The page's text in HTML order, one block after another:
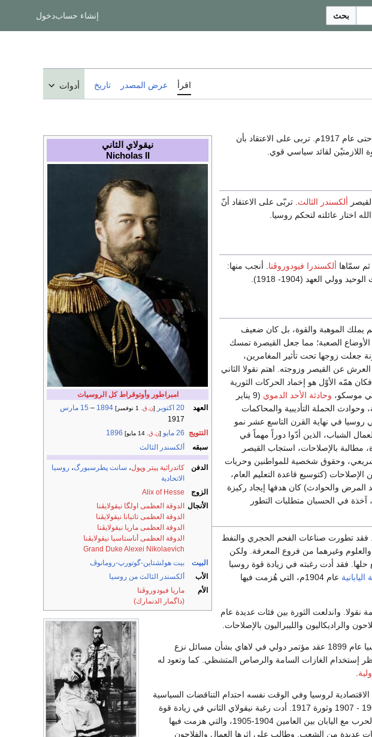
بحث إنشاء حسابدخول
اقرأ عرض المصدر تاريخ أدوات
نيقولاي الثاني
Nicholas II
امبراطور وأوتوقراط كل الروسيات
العهد
20 اكتوبر [ن.ق. 1894
– 15 مارس
1917
التتويج
26 مايو [ن.ق.
1896
سبقه
ألكسندر الثالث
الدفن كاتدرائية پيتر وپول، سانت پطرسبورگ، روسيا
الاتحادية
الزوج
Alix of Hesse
الأنجال
الدوقة العظمى اولگا نيقولايڤنا
الدوقة العظمى تاتيانا نيقولايڤنا
الدوقة العظمى ماريا نيقولايڤنا
الدوقة العظمى أناستاسيا نيقولايڤنا
Grand Duke Alexei Nikolaevich
البيت
بيت هولشتاين-گوتورپ-رومانوڤ
الأب
ألكسندر الثالث من روسيا
الأم
ماريا فيودوروڤنا
(داگمار الدنمارك)
(1868-1918م). آخر قياصرة روسيا، حكم من عام 1894م حتى عام 1917م. تربى على الاعتقاد بأن
اللازمتيْن لقائد سياسي قوي.
ألكسندر الثالث. تربّى على الاعتقاد أنّ
اختار عائلته لتحكم روسيا.
ثم سمّاها ألكسندرا فيودوروڤنا . أنجب منها:
وولي العهد (1904- 1918).
والده عام 1894م، لكنه لم يملك الموهبة والقوة، بل كان ضعيف
الصعبة؛ مما جعل القيصرة تمسك
جعلت زوجها تحت تأثير المغامرين،
عن القيصر وزوجته. اهتم نقولا الثاني
همّه الأوّل هو إخماد الحركات الثورية
وحادثة الأحد الدموي
(9 يناير
وحوادث الحملة التأديبية والمحاكمات
فلُقِّبَ «بالدموي». كان في روسيا في نهاية القرن التاسع عشر نمو
الشباب، الذين أدّوا دوراً مهماً في
مطالبة بالإصلاحات، استجاب القيصر
تشريعي، وحقوق شخصية للمواطنين وحريات
أنجزت الحكومة في الفترة 1906-1914م عدداً من الإصلاحات (كتوسيع قاعدة التعليم العام،
المرض والحوادث) كان هدفها إيجاد ركيزة
آخذة في الحسبان متطلبات التطور
تطورت صناعات الفحم الحجري والنفط
وغيرهما من فروع المعرفة. ولكن
فقد أدت رغبته في زيادة قوة روسيا
عام 1904م، التي هُزمت فيها
واندلعت الثورة بين فئات عديدة عام
تم في عهده وبناءا على مبادرة من روسيا عام 1899 عقد مؤتمر دولي في لاهاي بشأن مسائل نزع
إستخدام الغازات السامة والرصاص المتشظي. كما وتعود له
لروسيا وفي الوقت نفسه احتدام التناقضات السياسية
والاجتماعية التي أدت الى قيام ثورة 1905 - 1907 وثورة 1917. أدت رغبة نيقولاي الثاني في زيادة قوة
روسيا في الشرق الأقصى إلى نشوب الحرب مع اليابان بين العامين 1904-1905، والتي هزمت فيها
عديدة من الشعب. وطالب على اثرها العمال والفلاحون